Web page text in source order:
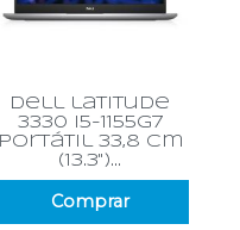
dell latitude
3330 i5-1155g7
portátil 33,8 cm
(13.3")...
Comprar